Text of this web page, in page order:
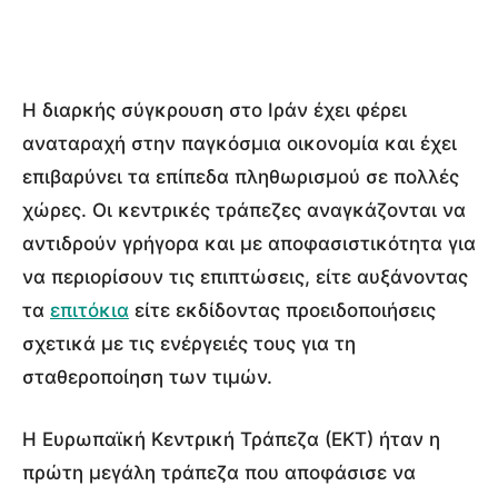
Η διαρκής σύγκρουση στο Ιράν έχει φέρει
αναταραχή στην παγκόσμια οικονομία και έχει
επιβαρύνει τα επίπεδα πληθωρισμού σε πολλές
χώρες. Οι κεντρικές τράπεζες αναγκάζονται να
αντιδρούν γρήγορα και με αποφασιστικότητα για
να περιορίσουν τις επιπτώσεις, είτε αυξάνοντας
τα επιτόκια είτε εκδίδοντας προειδοποιήσεις
σχετικά με τις ενέργειές τους για τη
σταθεροποίηση των τιμών.
Η Ευρωπαϊκή Κεντρική Τράπεζα (ΕΚΤ) ήταν η
πρώτη μεγάλη τράπεζα που αποφάσισε να